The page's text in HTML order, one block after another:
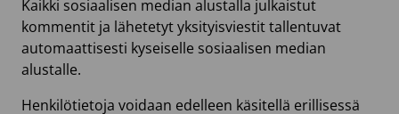
Kaikki sosiaalisen median alustalla julkaistut
kommentit ja lähetetyt yksityisviestit tallentuvat
automaattisesti kyseiselle sosiaalisen median
alustalle.
Henkilötietoja voidaan edelleen käsitellä erillisessä